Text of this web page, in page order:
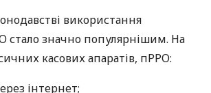
використання
стало значно популярнішим. На
касових апаратів, пРРО:
інтернет;